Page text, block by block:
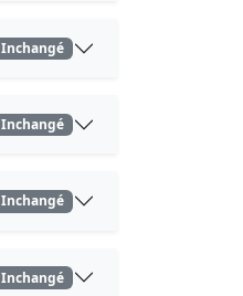
Inchangé
Inchangé
Inchangé
Inchangé